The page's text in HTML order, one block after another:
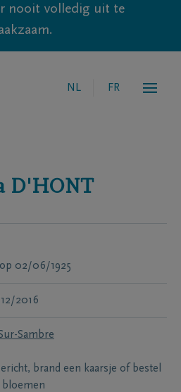
nooit volledig uit te
NL FR
D'HONT
op 02/06/1925
2016
Sambre
brand een kaarsje of bestel
bloemen